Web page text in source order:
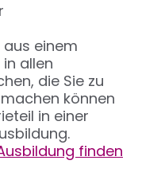
einem
allen
die Sie zu
können
in einer
finden